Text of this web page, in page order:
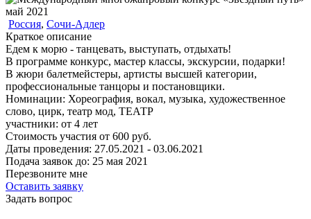
Россия, Сочи-Адлер
Краткое описание
Едем к морю - танцевать, выступать, отдыхать!
В программе конкурс, мастер классы, экскурсии, подарки!
В жюри балетмейстеры, артисты высшей категории,
профессиональные танцоры и постановщики.
Номинации: Хореография, вокал, музыка, художественное
слово, цирк, театр мод, ТЕАТР
участники: от 4 лет
Стоимость участия от 600 руб.
Даты проведения: 27.05.2021 - 03.06.2021
Подача заявок до: 25 мая 2021
Перезвоните мне
Оставить заявку
Задать вопрос